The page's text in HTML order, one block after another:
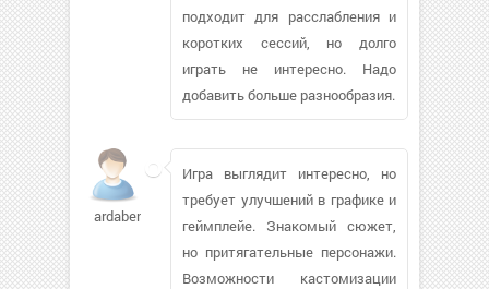
подходит для расслабления и
коротких сессий, но долго
играть не интересно. Надо
добавить больше разнообразия.
ardaben696
Игра выглядит интересно, но
требует улучшений в графике и
геймплейе. Знакомый сюжет,
но притягательные персонажи.
Возможности кастомизации